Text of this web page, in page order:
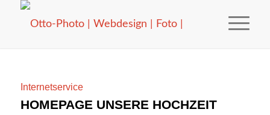
Internetservice
HOMEPAGE UNSERE HOCHZEIT